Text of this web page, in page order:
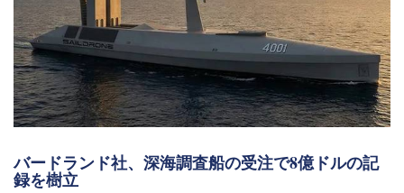
バードランド社、深海調査船の受注で8億ドルの記
録を樹立